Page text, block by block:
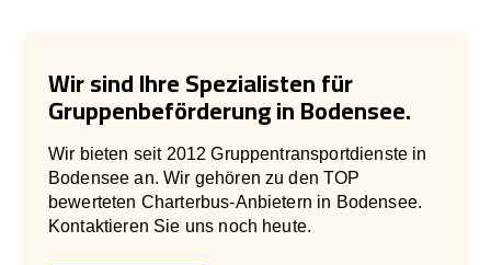
Wir sind Ihre Spezialisten für
Gruppenbeförderung in Bodensee.
Wir bieten seit 2012 Gruppentransportdienste in
Bodensee an. Wir gehören zu den TOP
bewerteten Charterbus-Anbietern in Bodensee.
Kontaktieren Sie uns noch heute.